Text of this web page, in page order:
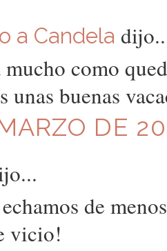
a Candela
como
unas buenas
DE
de
vicio!